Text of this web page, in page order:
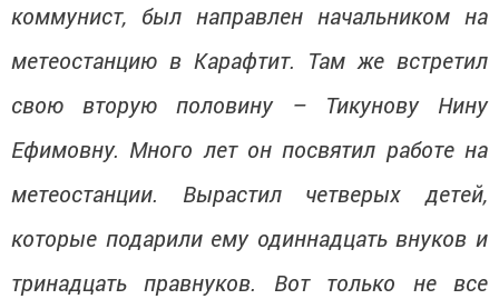
коммунист, был направлен начальником на
метеостанцию в Карафтит. Там же встретил
свою вторую половину – Тикунову Нину
Ефимовну. Много лет он посвятил работе на
метеостанции. Вырастил четверых детей,
которые подарили ему одиннадцать внуков и
тринадцать правнуков. Вот только не все